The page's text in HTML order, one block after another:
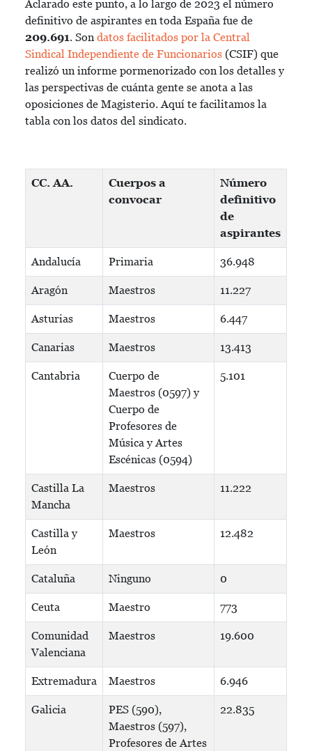
Aclarado este punto, a lo largo de 2023 el número
definitivo de aspirantes en toda España fue de
209.691. Son datos facilitados por la Central
Sindical Independiente de Funcionarios (CSIF) que
realizó un informe pormenorizado con los detalles y
las perspectivas de cuánta gente se anota a las
oposiciones de Magisterio. Aquí te facilitamos la
tabla con los datos del sindicato.
CC. AA.
Cuerpos a
convocar
Número
definitivo
de
aspirantes
Andalucía Primaria 36.948
Aragón Maestros 11.227
Asturias Maestros 6.447
Canarias Maestros 13.413
Cantabria
Cuerpo de
Maestros (0597) y
Cuerpo de
Profesores de
Música y Artes
Escénicas (0594)
5.101
Castilla La
Mancha
Maestros 11.222
Castilla y
León
Maestros 12.482
Cataluña Ninguno 0
Ceuta Maestro 773
Comunidad
Valenciana
Maestros 19.600
Extremadura Maestros 6.946
Galicia
PES (590),
Maestros (597),
Profesores de Artes
22.835